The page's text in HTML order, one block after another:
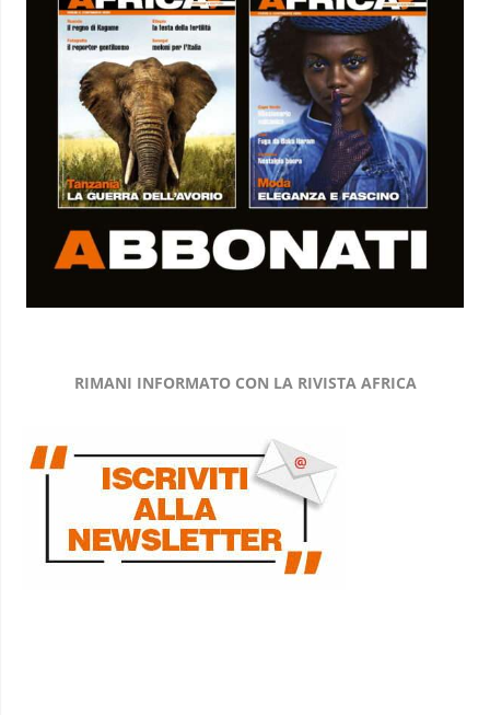
RIMANI INFORMATO CON LA RIVISTA AFRICA